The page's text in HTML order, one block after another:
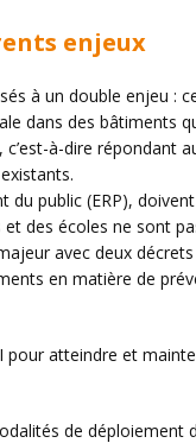
enjeux
à un double enjeu :
dans des bâtiments
à-dire répondant
du public (ERP),
des écoles ne sont
avec deux
en matière de
pour atteindre et
de déploiement